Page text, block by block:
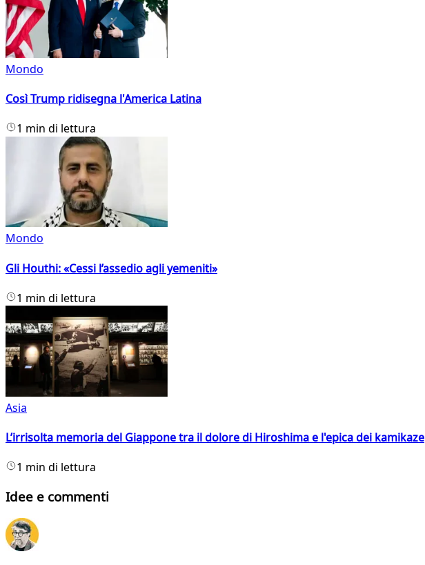
Mondo
Così Trump ridisegna l'America Latina
1 min di lettura
Mondo
Gli Houthi: «Cessi l’assedio agli yemeniti»
1 min di lettura
Asia
L’irrisolta memoria del Giappone tra il dolore di Hiroshima e l'epica dei kamikaze
1 min di lettura
Idee e commenti